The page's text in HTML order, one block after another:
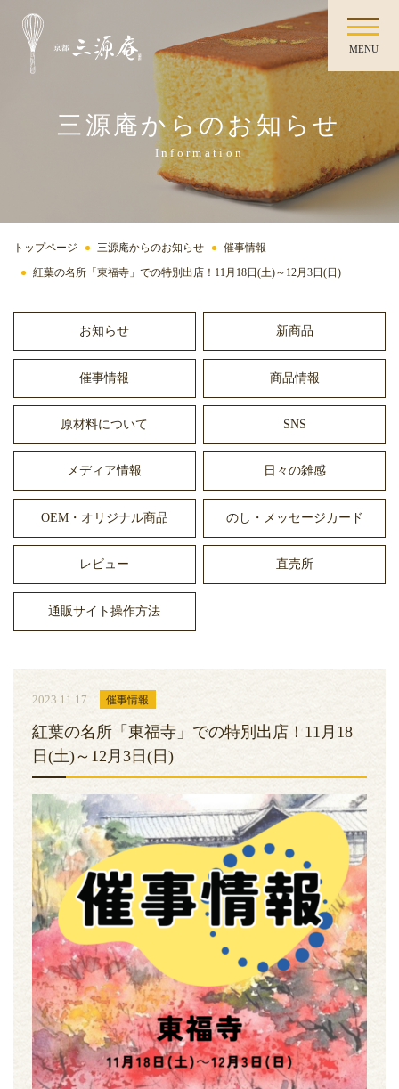
MENU
三源庵からのお知らせ
Information
トップページ 三源庵からのお知らせ
催事情報
紅葉の名所「東福寺」での特別出店！11月18日(土)～12月3日(日)
お知らせ 新商品
催事情報 商品情報
原材料について SNS
メディア情報 日々の雑感
OEM・オリジナル商品 のし・メッセージカード
レビュー 直売所
通販サイト操作方法
2023.11.17 催事情報
紅葉の名所「東福寺」での特別出店！11月18
日(土)～12月3日(日)